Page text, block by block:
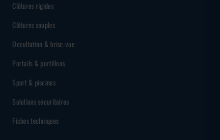
Clôtures rigides
Clôtures souples
Occultation & brise-vue
Portails & portillons
Sport & piscines
Solutions sécuritaires
Fiches techniques